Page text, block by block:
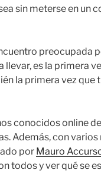
sin meterse en un
preocupada
llevar, es la primera
la primera vez que
conocidos online
Además, con varios
por Mauro
todos y ver qué se